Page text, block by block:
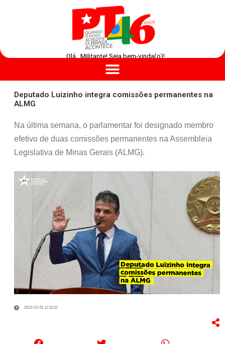
Olá , Militante! Seja bem-vinda(o)!
Deputado Luizinho integra comissões permanentes na
ALMG
Na última semana, o parlamentar foi designado membro
efetivo de duas comissões permanentes na Assembleia
Legislativa de Minas Gerais (ALMG).
2023-03-06 12:11:52